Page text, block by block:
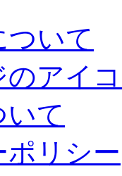
ついて
のアイ
て
リシー